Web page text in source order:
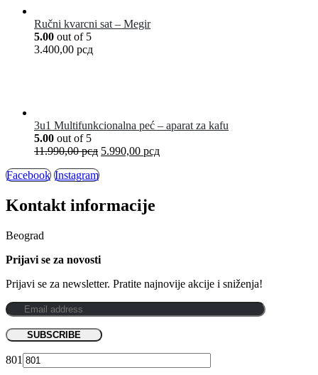
Ručni kvarcni sat – Megir
5.00 out of 5
3.400,00 рсд
3u1 Multifunkcionalna peć – aparat za kafu
5.00 out of 5
11.990,00рсд 5.990,00 рсд
Facebook Instagram
Kontakt informacije
Beograd
Prijavi se za novosti
Prijavi se za newsletter. Pratite najnovije akcije i sniženja!
801